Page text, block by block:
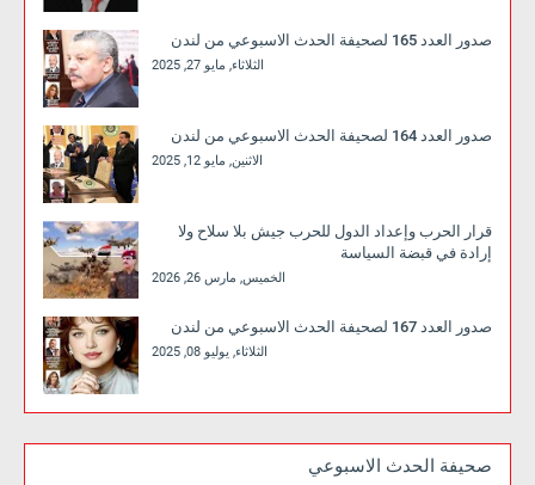
صدور العدد 165 لصحيفة الحدث الاسبوعي من لندن
الثلاثاء, مايو 27, 2025
صدور العدد 164 لصحيفة الحدث الاسبوعي من لندن
الاثنين, مايو 12, 2025
قرار الحرب وإعداد الدول للحرب جيش بلا سلاح ولا
إرادة في قبضة السياسة
الخميس, مارس 26, 2026
صدور العدد 167 لصحيفة الحدث الاسبوعي من لندن
الثلاثاء, يوليو 08, 2025
صحيفة الحدث الاسبوعي